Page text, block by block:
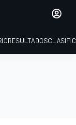
RESULTADOS